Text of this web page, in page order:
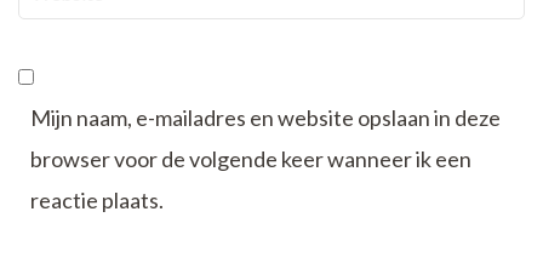
Mijn naam, e-mailadres en website opslaan in deze
browser voor de volgende keer wanneer ik een
reactie plaats.